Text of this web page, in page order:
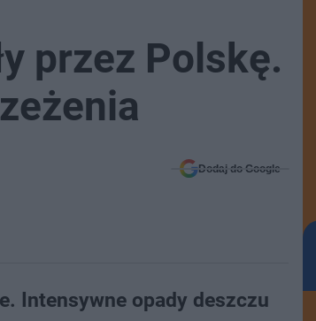
przez Polskę.
Dodaj do Google
Intensywne opady deszczu